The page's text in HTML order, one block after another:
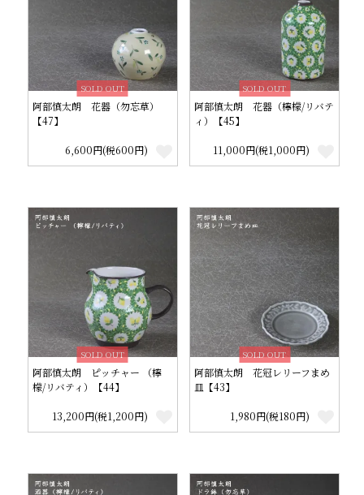
SOLD OUT
阿部慎太朗 花器（勿忘草）
【47】
6,600円(税600円)
SOLD OUT
阿部慎太朗 花器（檸檬/リバテ
ィ）【45】
11,000円(税1,000円)
SOLD OUT
阿部慎太朗 ピッチャー （檸
檬/リバティ）【44】
13,200円(税1,200円)
SOLD OUT
阿部慎太朗 花冠レリーフまめ
皿【43】
1,980円(税180円)